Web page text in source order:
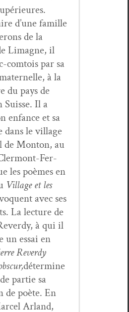
d’une famille
de la
Limagne, il
com­tois par sa
à la
du pays de
Suisse. Il a
enfance et sa
dans le vil­lage
de Mon­ton, au
Fer­
les poèmes en
Vil­lage et les
avec ses
La lec­ture de
à qui il
un essai en
Reverdy
déter­mine
par­tie sa
de poète. En
Arland,